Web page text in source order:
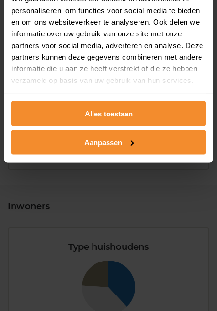
personaliseren, om functies voor social media te bieden
en om ons websiteverkeer te analyseren. Ook delen we
informatie over uw gebruik van onze site met onze
partners voor social media, adverteren en analyse. Deze
partners kunnen deze gegevens combineren met andere
informatie die u aan ze heeft verstrekt of die ze hebben
verzameld op basis van uw gebruik van hun services.
Alles toestaan
Aanpassen
Bouwjaar
1981 - 2007
0%
Inwoners
Type huishoudens